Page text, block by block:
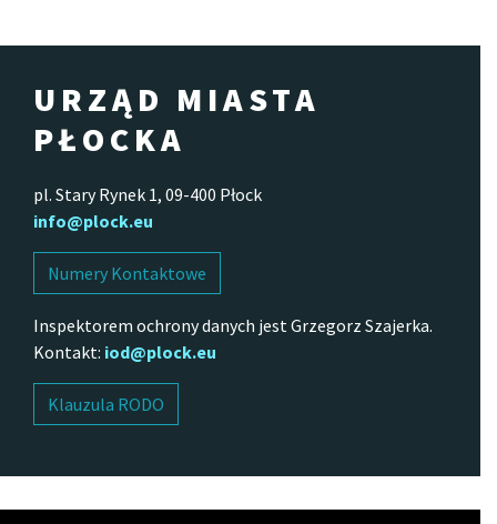
URZĄD MIASTA
PŁOCKA
pl. Stary Rynek 1, 09-400 Płock
info@plock.eu
Numery Kontaktowe
Inspektorem ochrony danych jest Grzegorz Szajerka.
Kontakt: iod@plock.eu
Klauzula RODO